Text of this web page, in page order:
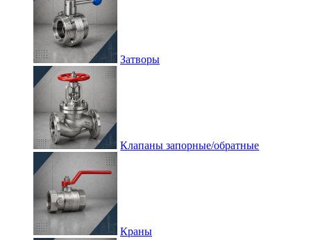
Затворы
Клапаны запорные/обратные
Краны